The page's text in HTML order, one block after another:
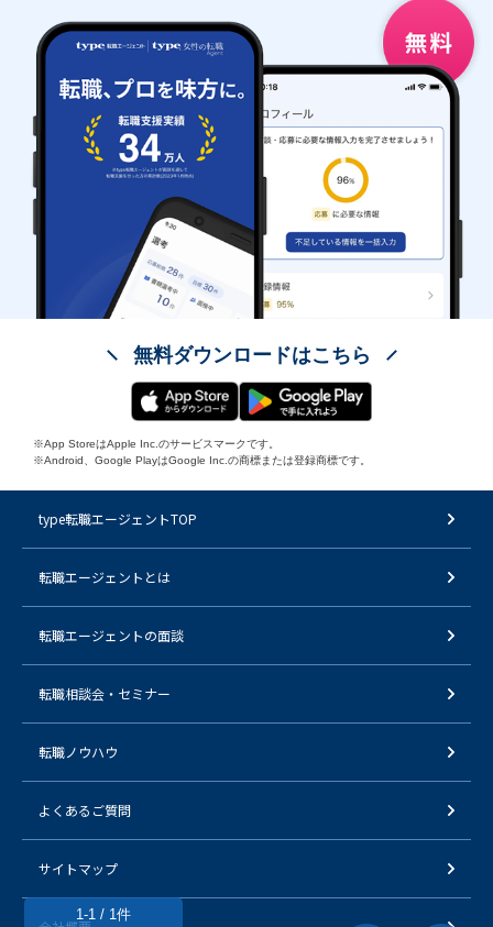
1-1 / 1件
無料ダウンロードはこちら
※App StoreはApple Inc.のサービスマークです。
※Android、Google PlayはGoogle Inc.の商標または登録商標です。
type転職エージェントTOP
転職エージェントとは
転職エージェントの面談
転職相談会・セミナー
転職ノウハウ
よくあるご質問
サイトマップ